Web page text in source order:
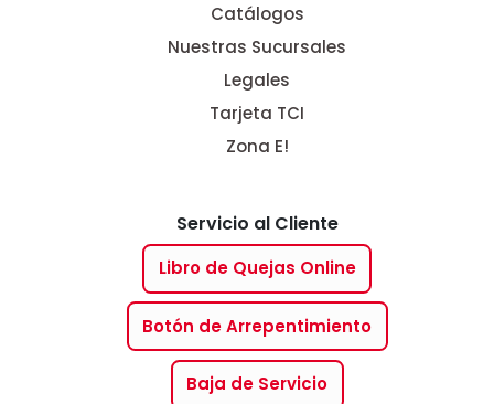
Catálogos
Nuestras Sucursales
Legales
Tarjeta TCI
Zona E!
Servicio al Cliente
Libro de Quejas Online
Botón de Arrepentimiento
Baja de Servicio